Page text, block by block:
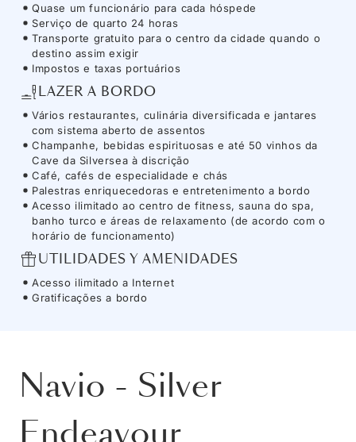
Quase um funcionário para cada hóspede
Serviço de quarto 24 horas
Transporte gratuito para o centro da cidade quando o
destino assim exigir
Impostos e taxas portuários
LAZER A BORDO
Vários restaurantes, culinária diversificada e jantares
com sistema aberto de assentos
Champanhe, bebidas espirituosas e até 50 vinhos da
Cave da Silversea à discrição
Café, cafés de especialidade e chás
Palestras enriquecedoras e entretenimento a bordo
Acesso ilimitado ao centro de fitness, sauna do spa,
banho turco e áreas de relaxamento (de acordo com o
horário de funcionamento)
UTILIDADES Y AMENIDADES
Acesso ilimitado a Internet
Gratificações a bordo
Navio - Silver